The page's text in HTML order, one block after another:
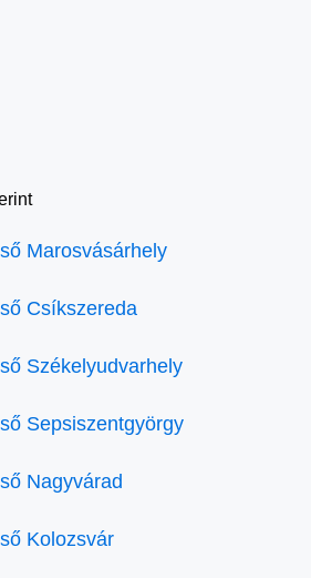
Marosvásárhely
Csíkszereda
Székelyudvarhely
Sepsiszentgyörgy
Nagyvárad
Kolozsvár